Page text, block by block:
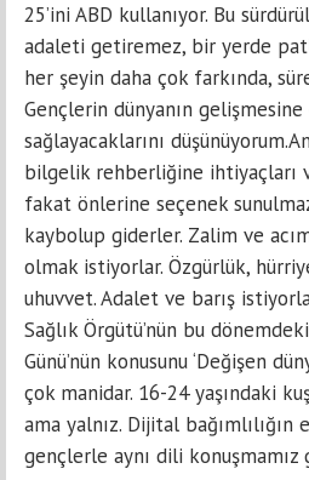
25’ini ABD kullanıyor. Bu
adaleti getiremez, bir yerde
her şeyin daha çok farkında,
Gençlerin dünyanın
sağlayacaklarını
bilgelik rehberliğine ihtiyaçları
fakat önlerine seçenek
kaybolup giderler. Zalim ve
olmak istiyorlar. Özgürlük,
uhuvvet. Adalet ve barış
Sağlık Örgütü’nün bu
Günü’nün konusunu ‘Değişen
çok manidar. 16-24 yaşındaki
ama yalnız. Dijital bağımlılığın
gençlerle aynı dili konuşmamız